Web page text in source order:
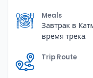
Meals
Завтрак в
время трека.
Trip Route